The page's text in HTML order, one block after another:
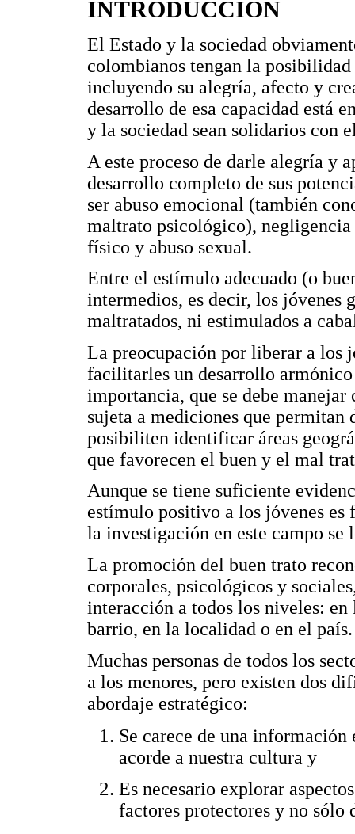
INTRODUCCIÓN
El Estado y la sociedad
colombianos tengan la
incluyendo su alegría, afecto y
desarrollo de esa capacidad está
y la sociedad sean solidarios con
A este proceso de darle alegría y
desarrollo completo de sus
ser abuso emocional (también
maltrato psicológico),
físico y abuso sexual.
Entre el estímulo adecuado (o
intermedios, es decir, los jóvenes
maltratados, ni estimulados a
La preocupación por liberar a los
facilitarles un desarrollo
importancia, que se debe
sujeta a mediciones que permitan
posibiliten identificar áreas
que favorecen el buen y el mal
Aunque se tiene suficiente
estímulo positivo a los jóvenes es
la investigación en este campo se
La promoción del buen trato
corporales, psicológicos y
interacción a todos los niveles:
barrio, en la localidad o en el país.
Muchas personas de todos los
a los menores, pero existen dos
abordaje estratégico:
Se carece de una
acorde a nuestra cultura y
Es necesario explorar
factores protectores y no sólo